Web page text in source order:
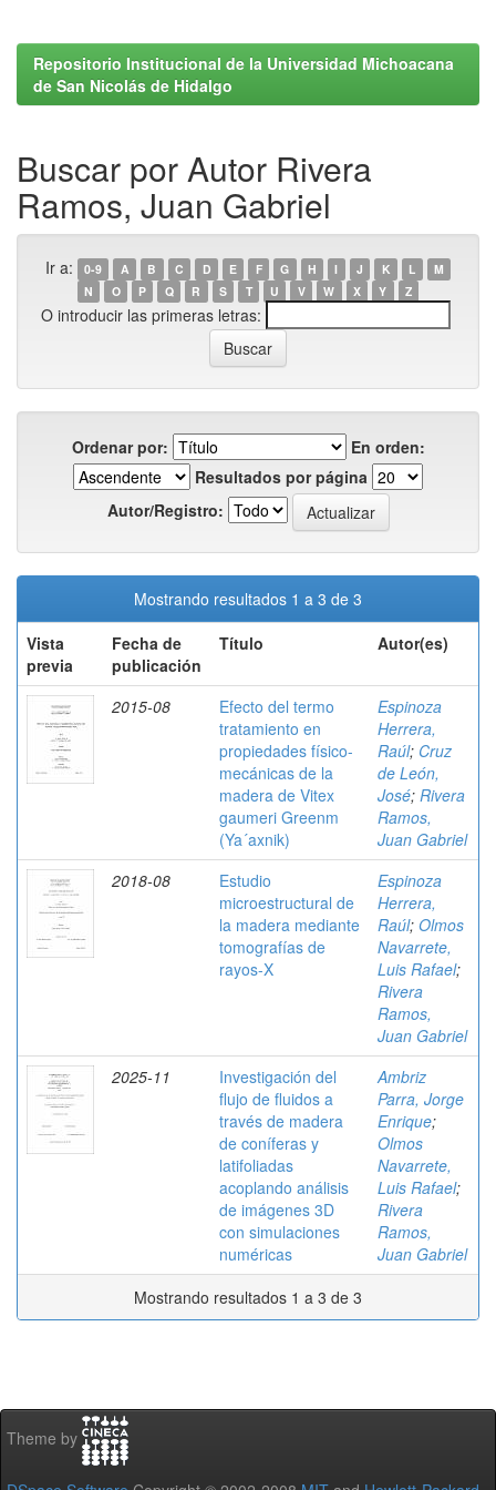
Repositorio Institucional de la Universidad Michoacana
de San Nicolás de Hidalgo
Buscar por Autor Rivera
Ramos, Juan Gabriel
Ir a: 0-9 A B C D E F G H I J K L
M
N
O P Q R S T U V W X Y Z
O introducir las primeras letras:
Ordenar por:
En orden:
Resultados por página
Autor/Registro:
Mostrando resultados 1 a 3 de 3
Vista
previa
Fecha de
publicación
Título Autor(es)
2015-08
Efecto del termo
tratamiento en
propiedades físico-
mecánicas de la
madera de Vitex
gaumeri Greenm
(Ya´axnik)
Espinoza
Herrera,
Raúl; Cruz
de León,
José; Rivera
Ramos,
Juan Gabriel
2018-08
Estudio
microestructural de
la madera mediante
tomografías de
rayos-X
Espinoza
Herrera,
Raúl; Olmos
Navarrete,
Luis Rafael;
Rivera
Ramos,
Juan Gabriel
2025-11
Investigación del
flujo de fluidos a
través de madera
de coníferas y
latifoliadas
acoplando análisis
de imágenes 3D
con simulaciones
numéricas
Ambriz
Parra, Jorge
Enrique;
Olmos
Navarrete,
Luis Rafael;
Rivera
Ramos,
Juan Gabriel
Mostrando resultados 1 a 3 de 3
Theme by